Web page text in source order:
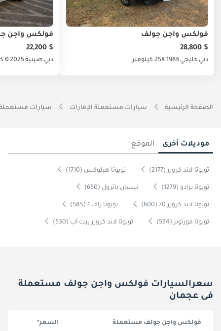
فولكس واجن جولف
$ 28,800
دبي خليجي 1983 25K كيلومتر
فولكس واجن
$ 22,200
دبي صينية20250 كيلومتر
الصفحة الرئيسية سيارات مستعملة الإمارات سيارات
موديلات أخرى الموقع
تويوتا لاند كروزر (2177) تويوتا هيلوكس (1710)
تويوتا برادو (1279) نيسان باترول (650)
تويوتا لاند كروزر 70 (600) تويوتا راف ٤ (585)
تويوتا فورتونر (534) تويوتا لاند كروزر بيك آب (530)
سعرالسيارات فولكس واجن جولف مستعملة
فى عجمان
فولكس واجن جولف مستعملة السعر*